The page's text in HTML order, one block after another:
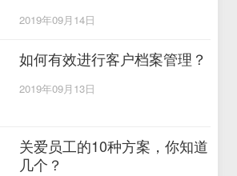
2019年09月14日
如何有效进行客户档案管理？
2019年09月13日
关爱员工的10种方案，你知道
几个？